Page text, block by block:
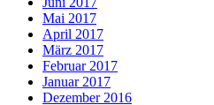
Mai 2017
April 2017
März 2017
Februar 2017
Januar 2017
Dezember 2016